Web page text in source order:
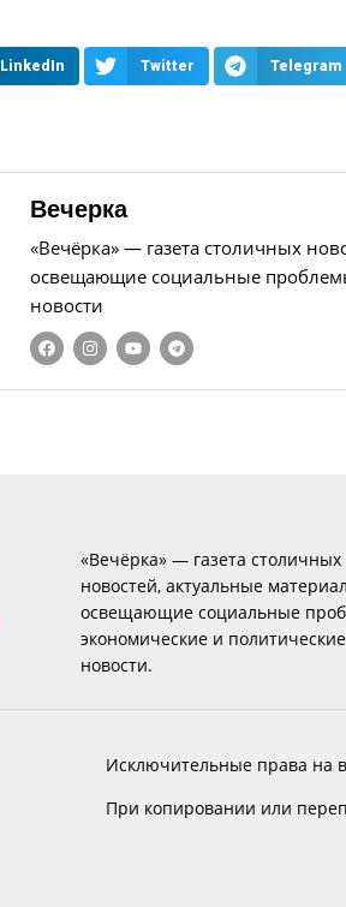
LinkedIn Twitter Telegram
Вечерка
«Вечёрка» — газета столичных
освещающие социальные
новости
«Вечёрка» — газета столичных
новостей, актуальные
освещающие социальные
экономические и политические
новости.
Исключительные права на
При копировании или